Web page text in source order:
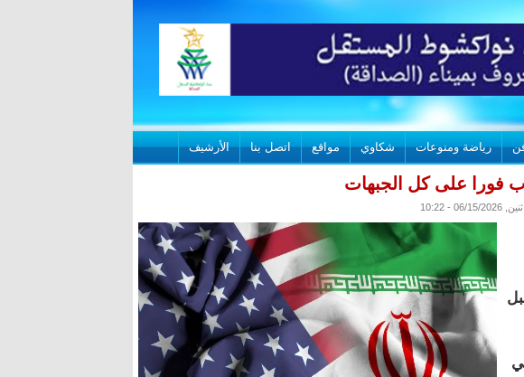
رياضة ومنوعات شكاوي مواقع اتصل بنا الأرشيف
فورا على كل الجبهات
اثنين, 06/15/2026 - 10:22